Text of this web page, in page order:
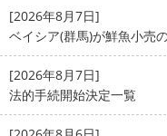
[2026年8月7日]
ベイシア(群馬)が鮮魚小
[2026年8月7日]
法的手続開始決定一覧